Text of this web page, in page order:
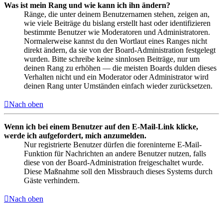
Was ist mein Rang und wie kann ich ihn ändern?
Ränge, die unter deinem Benutzernamen stehen, zeigen an,
wie viele Beiträge du bislang erstellt hast oder identifizieren
bestimmte Benutzer wie Moderatoren und Administratoren.
Normalerweise kannst du den Wortlaut eines Ranges nicht
direkt ändern, da sie von der Board-Administration festgelegt
wurden. Bitte schreibe keine sinnlosen Beiträge, nur um
deinen Rang zu erhöhen — die meisten Boards dulden dieses
Verhalten nicht und ein Moderator oder Administrator wird
deinen Rang unter Umständen einfach wieder zurücksetzen.
Nach oben
Wenn ich bei einem Benutzer auf den E-Mail-Link klicke,
werde ich aufgefordert, mich anzumelden.
Nur registrierte Benutzer dürfen die foreninterne E-Mail-
Funktion für Nachrichten an andere Benutzer nutzen, falls
diese von der Board-Administration freigeschaltet wurde.
Diese Maßnahme soll den Missbrauch dieses Systems durch
Gäste verhindern.
Nach oben